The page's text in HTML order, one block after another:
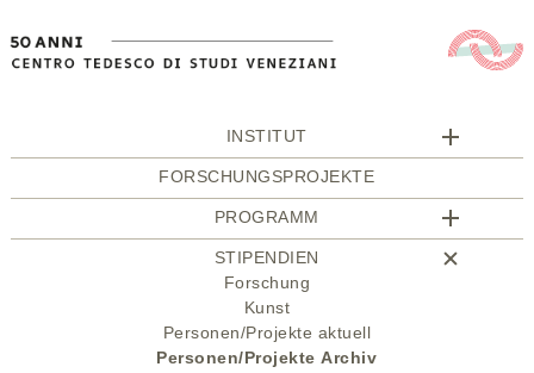
INSTITUT
FORSCHUNGSPROJEKTE
PROGRAMM
STIPENDIEN
Forschung
Kunst
Personen/Projekte aktuell
Personen/Projekte Archiv